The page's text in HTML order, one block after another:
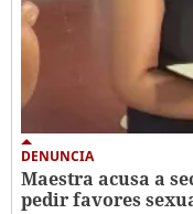
DENUNCIA
Maestra acusa a
pedir favores